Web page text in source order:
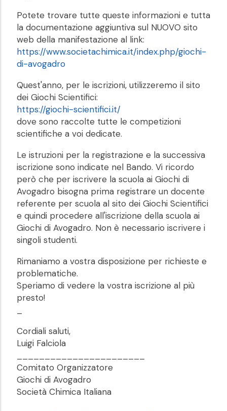
Potete trovare tutte queste informazioni e tutta
la documentazione aggiuntiva sul NUOVO sito
web della manifestazione al link:
https://www.societachimica.it/index.php/giochi-
di-avogadro
Quest'anno, per le iscrizioni, utilizzeremo il sito
dei Giochi Scientifici:
https://giochi-scientifici.it/
dove sono raccolte tutte le competizioni
scientifiche a voi dedicate.
Le istruzioni per la registrazione e la successiva
iscrizione sono indicate nel Bando. Vi ricordo
però che per iscrivere la scuola ai Giochi di
Avogadro bisogna prima registrare un docente
referente per scuola al sito dei Giochi Scientifici
e quindi procedere all'iscrizione della scuola ai
Giochi di Avogadro. Non è necessario iscrivere i
singoli studenti.
Rimaniamo a vostra disposizione per richieste e
problematiche.
Speriamo di vedere la vostra iscrizione al più
presto!
Cordiali saluti,
Luigi Falciola
Comitato Organizzatore
Giochi di Avogadro
Società Chimica Italiana